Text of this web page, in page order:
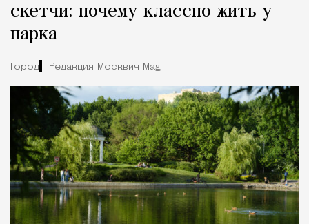
скетчи: почему классно жить у
парка
Город Редакция Москвич Mag